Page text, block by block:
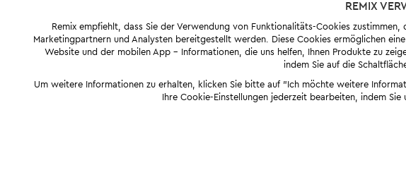
REMIX
Remix empfiehlt, dass Sie der Verwendung von Funktionalitäts-Cookies
Marketingpartnern und Analysten bereitgestellt werden. Diese Cookies ermöglichen
Website und der mobilen App - Informationen, die uns helfen, Ihnen Produkte zu
indem Sie auf die
Um weitere Informationen zu erhalten, klicken Sie bitte auf "Ich möchte weitere
Ihre Cookie-Einstellungen jederzeit bearbeiten, indem